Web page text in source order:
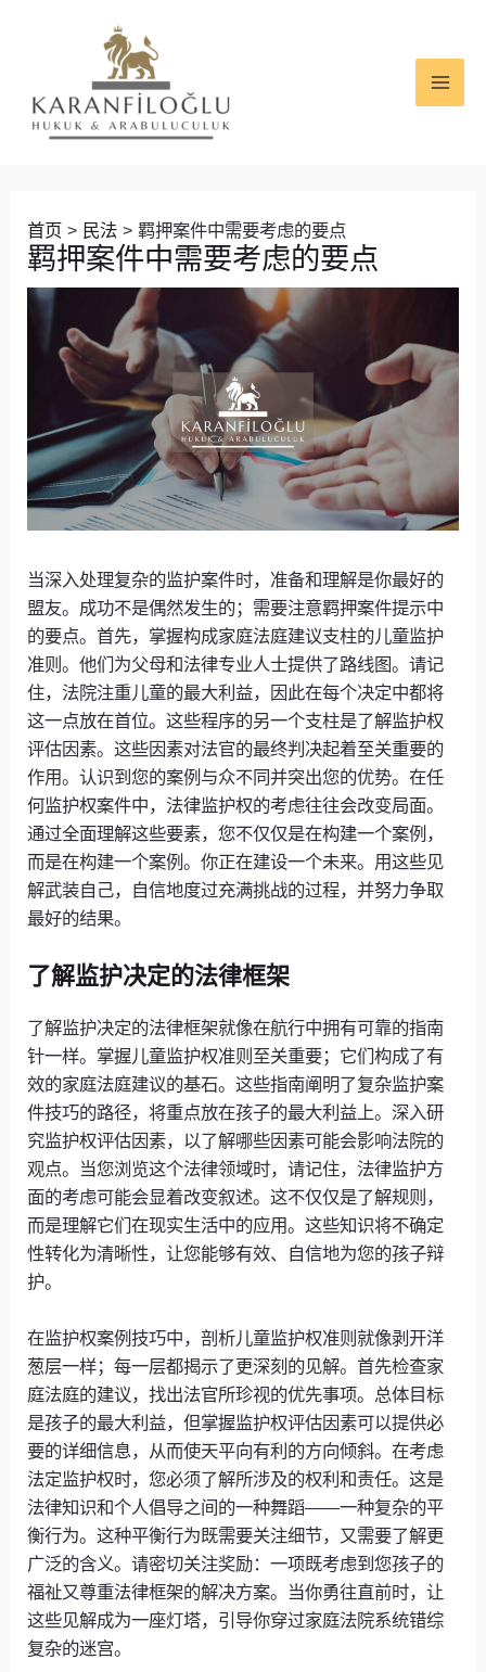
首页 民法 羁押案件中需要考虑的要点
羁押案件中需要考虑的要点
当深入处理复杂的监护案件时，准备和理解是你最好的
盟友。成功不是偶然发生的；需要注意羁押案件提示中
的要点。首先，掌握构成家庭法庭建议支柱的儿童监护
准则。他们为父母和法律专业人士提供了路线图。请记
住，法院注重儿童的最大利益，因此在每个决定中都将
这一点放在首位。这些程序的另一个支柱是了解监护权
评估因素。这些因素对法官的最终判决起着至关重要的
作用。认识到您的案例与众不同并突出您的优势。在任
何监护权案件中，法律监护权的考虑往往会改变局面。
通过全面理解这些要素，您不仅仅是在构建一个案例，
而是在构建一个案例。你正在建设一个未来。用这些见
解武装自己，自信地度过充满挑战的过程，并努力争取
最好的结果。
了解监护决定的法律框架
了解监护决定的法律框架就像在航行中拥有可靠的指南
针一样。掌握儿童监护权准则至关重要；它们构成了有
效的家庭法庭建议的基石。这些指南阐明了复杂监护案
件技巧的路径，将重点放在孩子的最大利益上。深入研
究监护权评估因素，以了解哪些因素可能会影响法院的
观点。当您浏览这个法律领域时，请记住，法律监护方
面的考虑可能会显着改变叙述。这不仅仅是了解规则，
而是理解它们在现实生活中的应用。这些知识将不确定
性转化为清晰性，让您能够有效、自信地为您的孩子辩
护。
在监护权案例技巧中，剖析儿童监护权准则就像剥开洋
葱层一样；每一层都揭示了更深刻的见解。首先检查家
庭法庭的建议，找出法官所珍视的优先事项。总体目标
是孩子的最大利益，但掌握监护权评估因素可以提供必
要的详细信息，从而使天平向有利的方向倾斜。在考虑
法定监护权时，您必须了解所涉及的权利和责任。这是
法律知识和个人倡导之间的一种舞蹈——一种复杂的平
衡行为。这种平衡行为既需要关注细节，又需要了解更
广泛的含义。请密切关注奖励：一项既考虑到您孩子的
福祉又尊重法律框架的解决方案。当你勇往直前时，让
这些见解成为一座灯塔，引导你穿过家庭法院系统错综
复杂的迷宫。